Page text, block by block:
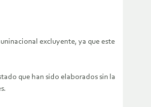
excluyente, ya que este
que han sido elaborados sin la